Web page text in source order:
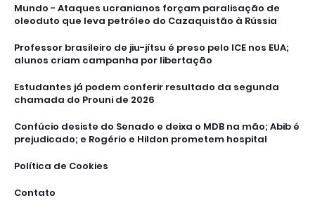
Mundo - Ataques ucranianos forçam paralisação de
oleoduto que leva petróleo do Cazaquistão à Rússia
Professor brasileiro de jiu-jítsu é preso pelo ICE nos EUA;
alunos criam campanha por libertação
Estudantes já podem conferir resultado da segunda
chamada do Prouni de 2026
Confúcio desiste do Senado e deixa o MDB na mão; Abib é
prejudicado; e Rogério e Hildon prometem hospital
Política de Cookies
Contato